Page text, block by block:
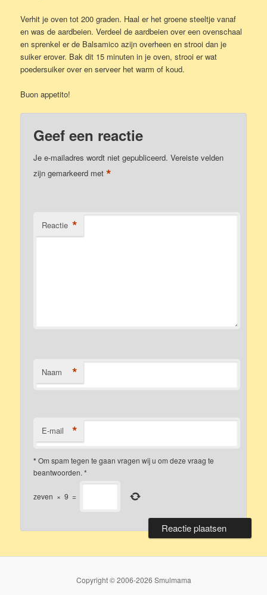
Verhit je oven tot 200 graden. Haal er het groene steeltje vanaf
en was de aardbeien. Verdeel de aardbeien over een ovenschaal
en sprenkel er de Balsamico azijn overheen en strooi dan je
suiker erover. Bak dit 15 minuten in je oven, strooi er wat
poedersuiker over en serveer het warm of koud.
Buon appetito!
Geef een reactie
Je e-mailadres wordt niet gepubliceerd. Vereiste velden
zijn gemarkeerd met*
Reactie *
Naam *
E-mail *
*Om spam tegen te gaan vragen wij u om deze vraag te
beantwoorden. *
zeven × 9 =
Copyright © 2006-2026 Smulmama